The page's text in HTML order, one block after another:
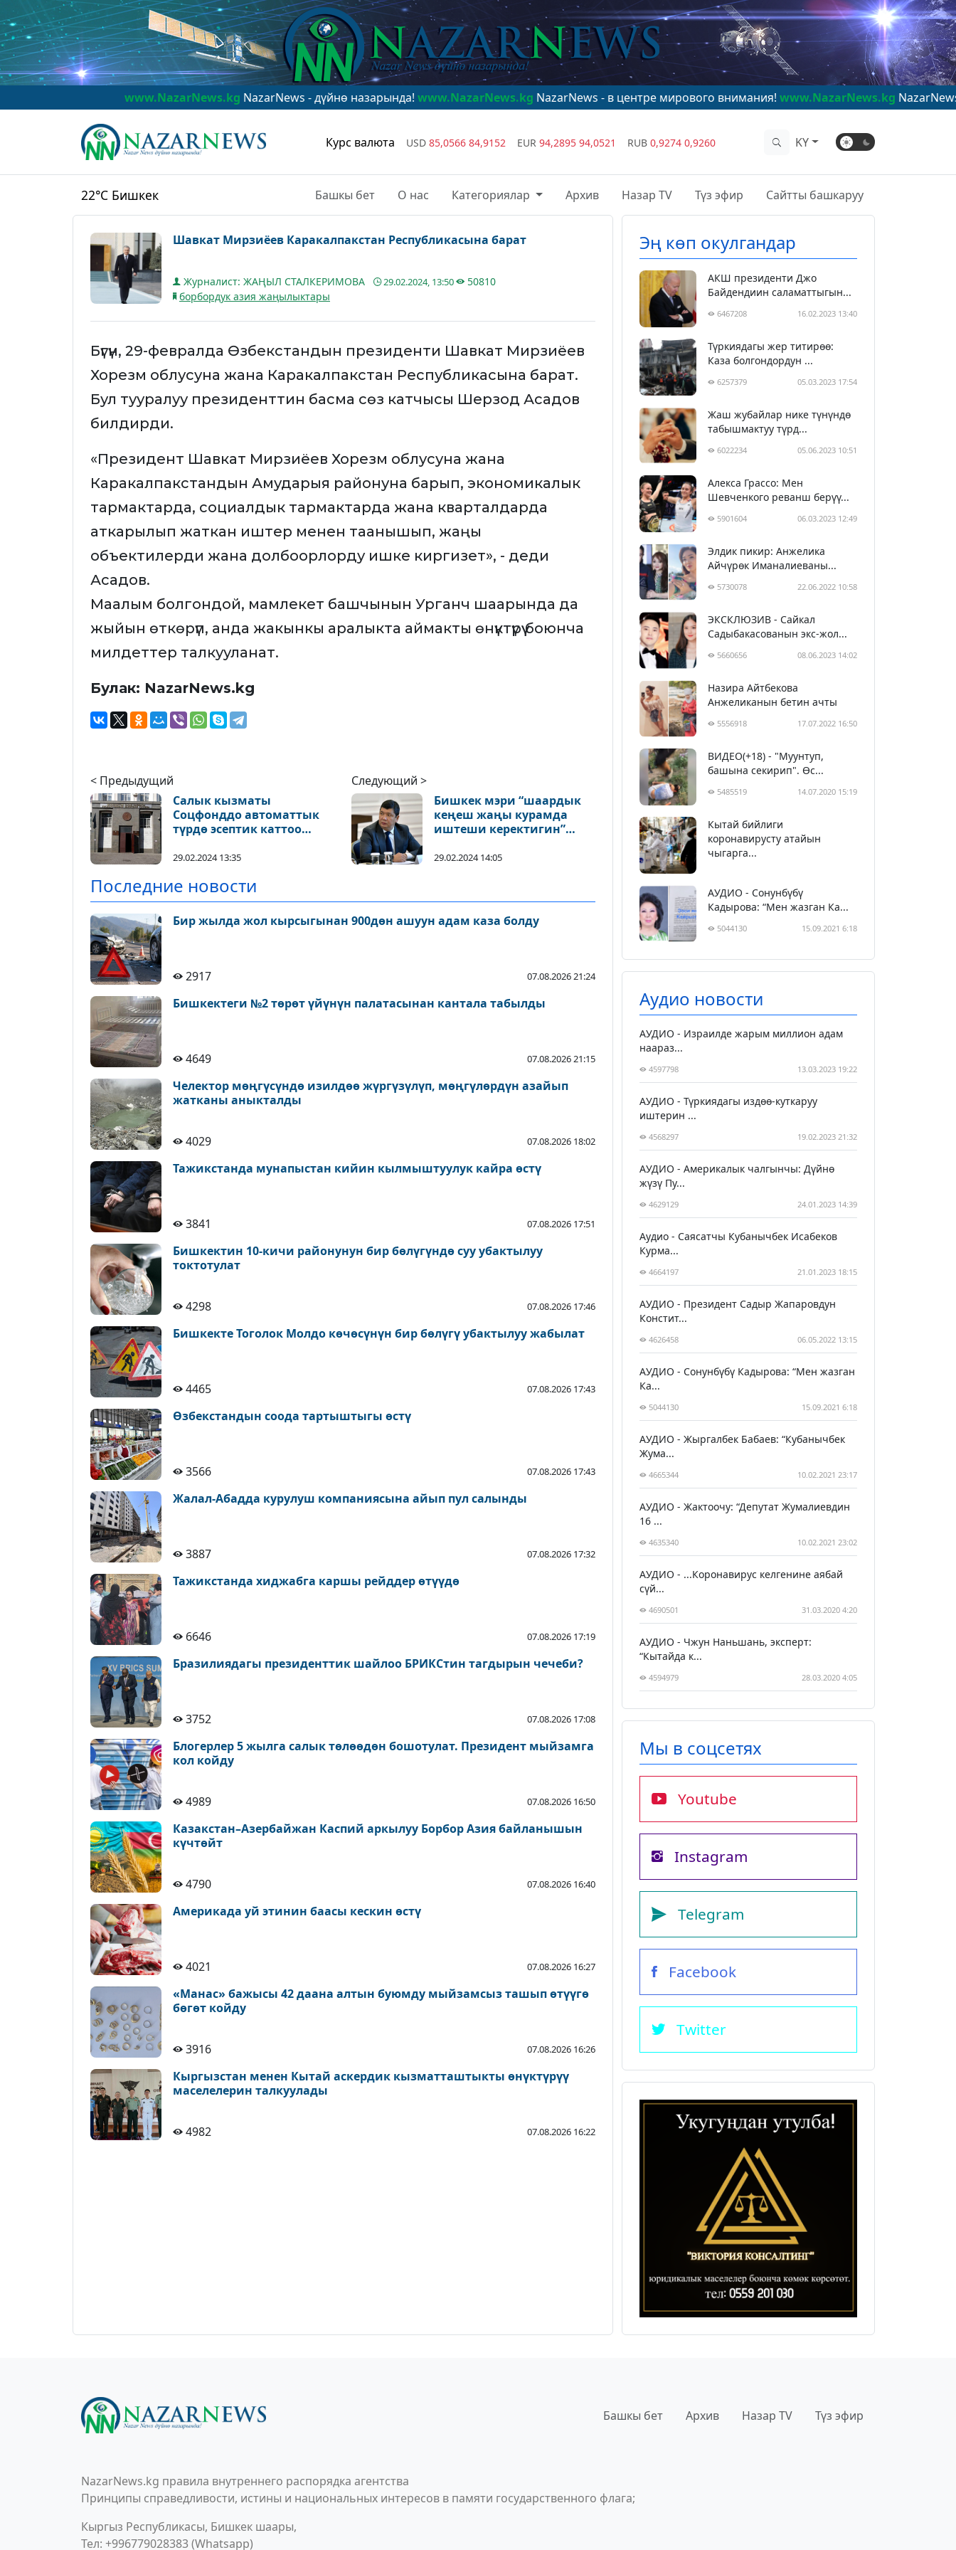
www.NazarNews.kgNazarNews - дүйнө назарында!www.NazarNews.kgNazarNews - в центре мирового внимания!www.NazarNews.kg
Курс валюта USD 85,0566 84,9152 EUR 94,2895 94,0521 RUB 0,9274 0,9260 KY
22°C Бишкек Башкы бет О нас Категориялар Архив Назар TV Түз эфир Сайтты башкаруу
Шавкат Мирзиёев Каракалпакстан Республикасына барат
Журналист: ЖАҢЫЛ СТАЛКЕРИМОВА 29.02.2024, 13:50
50810
борбордук азия жаңылыктары
Бүгүн, 29-февралда Өзбекстандын президенти Шавкат Мирзиёев
Хорезм облусуна жана Каракалпакстан Республикасына барат.
Бул тууралуу президенттин басма сөз катчысы Шерзод Асадов
билдирди.
«Президент Шавкат Мирзиёев Хорезм облусуна жана
Каракалпакстандын Амударыя районуна барып, экономикалык
тармактарда, социалдык тармактарда жана кварталдарда
аткарылып жаткан иштер менен таанышып, жаңы
объектилерди жана долбоорлорду ишке киргизет», - деди
Асадов.
Маалым болгондой, мамлекет башчынын Урганч шаарында да
жыйын өткөрүп, анда жакынкы аралыкта аймакты өнүктүрүү боюнча
милдеттер талкууланат.
Булак: NazarNews.kg
< Предыдущий
Салык кызматы
Соцфонддо автоматтык
түрдө эсептик каттоо
киргизди
29.02.2024 13:35
Следующий >
Бишкек мэри “шаардык
кеңеш жаңы курамда
иштеши керектигин”
кетти
29.02.2024 14:05
Последние новости
Бир жылда жол кырсыгынан 900дөн ашуун адам каза болду
2917 07.08.2026 21:24
Бишкектеги №2 төрөт үйүнүн палатасынан кантала табылды
4649 07.08.2026 21:15
Челектор мөңгүсүндө изилдөө жүргүзүлүп, мөңгүлөрдүн азайып
жатканы аныкталды
4029 07.08.2026 18:02
Тажикстанда мунапыстан кийин кылмыштуулук кайра өстү
3841 07.08.2026 17:51
Бишкектин 10-кичи районунун бир бөлүгүндө суу убактылуу
токтотулат
4298 07.08.2026 17:46
Бишкекте Тоголок Молдо көчөсүнүн бир бөлүгү убактылуу жабылат
4465 07.08.2026 17:43
Өзбекстандын соода тартыштыгы өстү
3566 07.08.2026 17:43
Жалал-Абадда курулуш компаниясына айып пул салынды
3887 07.08.2026 17:32
Тажикстанда хиджабга каршы рейддер өтүүдө
6646 07.08.2026 17:19
Бразилиядагы президенттик шайлоо БРИКСтин тагдырын чечеби?
3752 07.08.2026 17:08
Блогерлер 5 жылга салык төлөөдөн бошотулат. Президент мыйзамга
кол койду
4989 07.08.2026 16:50
Казакстан–Азербайжан Каспий аркылуу Борбор Азия байланышын
күчтөйт
4790 07.08.2026 16:40
Америкада уй этинин баасы кескин өстү
4021 07.08.2026 16:27
«Манас» бажысы 42 даана алтын буюмду мыйзамсыз ташып өтүүгө
бөгөт койду
3916 07.08.2026 16:26
Кыргызстан менен Кытай аскердик кызматташтыкты өнүктүрүү
маселелерин талкуулады
4982 07.08.2026 16:22
Эң көп окулгандар
АКШ президенти Джо
Байдендиин саламаттыгын...
6467208 16.02.2023 13:40
Түркиядагы жер титирөө:
Каза болгондордун ...
6257379 05.03.2023 17:54
Жаш жубайлар нике түнүндө
табышмактуу түрд...
6022234 05.06.2023 10:51
Алекса Грассо: Мен
Шевченкого реванш берүү...
5901604 06.03.2023 12:49
Элдик пикир: Анжелика
Айчүрөк Иманалиеваны...
5730078 22.06.2022 10:58
ЭКСКЛЮЗИВ - Сайкал
Садыбакасованын экс-жол...
5660656 08.06.2023 14:02
Назира Айтбекова
Анжеликанын бетин ачты
5556918 17.07.2022 16:50
ВИДЕО(+18) - "Муунтуп,
башына секирип". Өс...
5485519 14.07.2020 15:19
Кытай бийлиги
коронавирусту атайын
чыгарга...
АУДИО - Сонунбүбү
Кадырова: “Мен жазган Ка...
5044130 15.09.2021 6:18
Аудио новости
АУДИО - Израилде жарым миллион адам
наараз...
4597798 13.03.2023 19:22
АУДИО - Түркиядагы издөө-куткаруу
иштерин ...
4568297 19.02.2023 21:32
АУДИО - Америкалык чалгынчы: Дүйнө
жүзү Пу...
4629129 24.01.2023 14:39
Аудио - Саясатчы Кубанычбек Исабеков
Курма...
4664197 21.01.2023 18:15
АУДИО - Президент Садыр Жапаровдун
Констит...
4626458 06.05.2022 13:15
АУДИО - Сонунбүбү Кадырова: “Мен жазган
Ка...
5044130 15.09.2021 6:18
АУДИО - Жыргалбек Бабаев: “Кубанычбек
Жума...
4665344 10.02.2021 23:17
АУДИО - Жактоочу: “Депутат Жумалиевдин
16 ...
4635340 10.02.2021 23:02
АУДИО - ...Коронавирус келгенине аябай
сүй...
4690501 31.03.2020 4:20
АУДИО - Чжун Наньшань, эксперт:
“Кытайда к...
4594979 28.03.2020 4:05
Мы в соцсетях
Youtube
Instagram
Telegram
Facebook
Twitter
Башкы бет Архив Назар TV Түз эфир
NazarNews.kg правила внутреннего распорядка агентства
Принципы справедливости, истины и национальных интересов в памяти государственного флага;
Кыргыз Республикасы, Бишкек шаары,
Тел: +996779028383 (Whatsapp)